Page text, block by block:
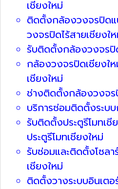
เชียงใหม่
ติดตั้งกล้องวงจรปิดแ
วงจรปิดไร้สายเชียงใ
รับติดตั้งกล้องวงจรปิ
กล้องวงจรปิดเชียงให
เชียงใหม่
ช่างติดตั้งกล้องวงจร
บริการซ่อมติดตั้งระบ
รับติดตั้งประตูรีโมทเ
ประตูรีโมทเชียงใหม่
รับซ่อมและติดตั้งโซล
เชียงใหม่
ติดตั้งวางระบบอินเตอ